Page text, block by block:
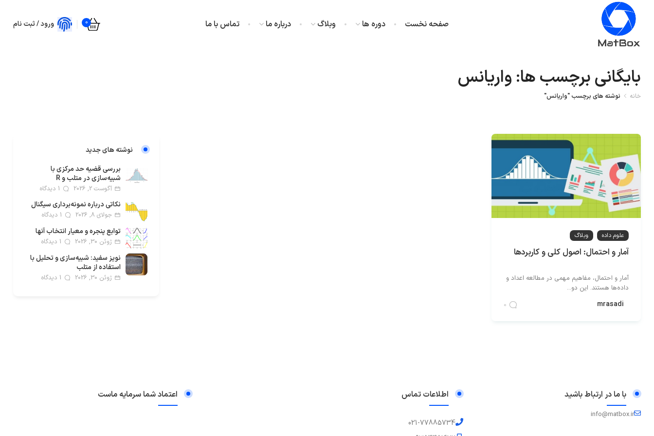
صفحه نخست دوره ها وبلاگ درباره ما تماس با ما 0 ورود / ثبت نام
بایگانی برچسب ها: واریانس
خانه نوشته های برچسب "واریانس"
علوم داده وبلاگ
آمار و احتمال: اصول کلی و کاربردها
آمار و احتمال، مفاهیم مهمی در مطالعه اعداد و
داده‌ها هستند. این دو...
mrasadi
0
نوشته های جدید
بررسی قضیه حد مرکزی با
شبیه‌سازی در متلب و R
آگوست 2, 2026 1 دیدگاه
نکاتی درباره نمونه‌برداری سیگنال
جولای 8, 2026 1 دیدگاه
توابع پنجره و معیار انتخاب آنها
ژوئن 30, 2026 1 دیدگاه
نویز سفید: شبیه‌سازی و تحلیل با
استفاده از متلب
ژوئن 30, 2026 1 دیدگاه
با ما در ارتباط باشید
info@matbox.ir
اطلاعات تماس
021-77885734
اعتماد شما سرمایه ماست